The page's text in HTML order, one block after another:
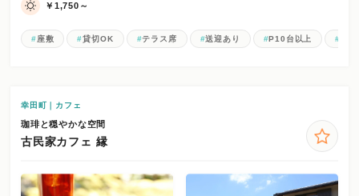
￥1,750～
座敷 貸切OK テラス席 送迎あり P10台以上
幸田町｜カフェ
珈琲と穏やかな空間
古民家カフェ 縁